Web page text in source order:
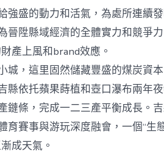
進
級
打
造
查
包
養
網
站
“農
體
強盛的動力和活氣，為處所連續
晉陞縣域經濟的全體實力和競爭
產上風和brand效應。
，這里固然儲藏豐盛的煤炭資
縣依托蘋果蒔植和壺口瀑布兩年
鏈條，完成一二三產平衡成長。
育賽事與游玩深度融會，一個“生
成天氣。